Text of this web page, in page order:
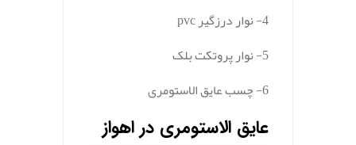
4- نوار درزگیر pvc
5- نوار پروتکت بلک
6- چسب عایق الاستومری
عایق الاستومری در اهواز